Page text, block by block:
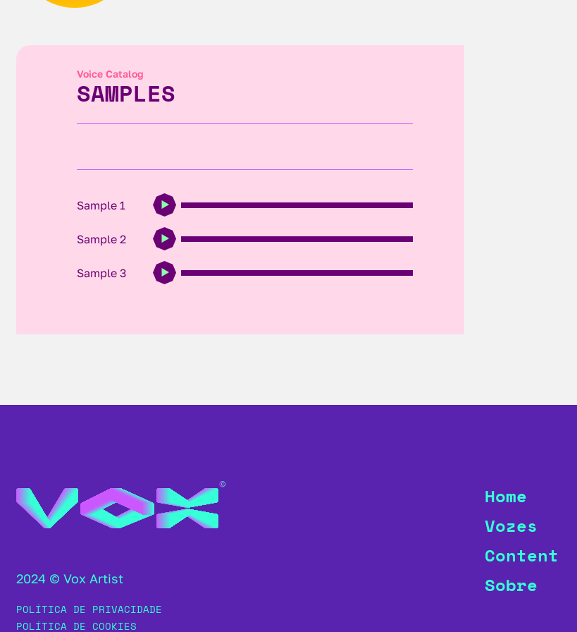
Voice Catalog
SAMPLES
Sample 1
Sample 2
Sample 3
2024 © Vox Artist
POLÍTICA DE PRIVACIDADE
POLÍTICA DE COOKIES
Home
Vozes
Content
Sobre